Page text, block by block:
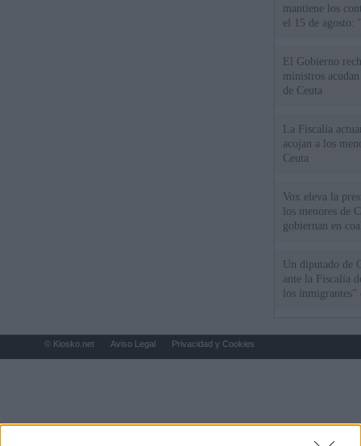
mantiene los
el 15 de agosto:
El Gobierno
ministros
de Ceuta
La Fiscalía
acojan a los
Ceuta
Vox eleva la
los menores de
gobiernan en
Un diputado de
ante la Fiscalía
los inmigrantes”
© Kiosko.net Aviso Legal Privacidad y Cookies